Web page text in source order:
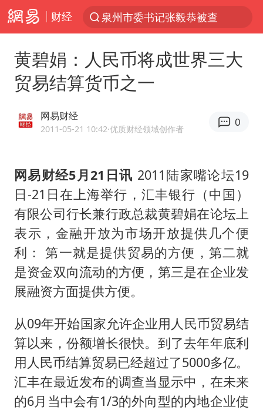
财经
泉州市委书记张毅恭被查
沙特土耳其巴基斯坦签署共同防务协议
台风白海豚实时路径
U17国足点球大战淘汰河床晋级决赛
中巨芯：上半年归母净利润1405.77万元
名创优品回应女子吐槽内裤质量差
“今天得有40℃了吧 为啥还不预警”
中国女篮70-67险胜尼日利亚女篮
秋天的第一杯奶茶到底有多火
欧阳娜娜窦靖童好搭
“新疆阿勒泰八月能滑雪”不实
日本试射“战斧”导弹，国防部回应
胡彦斌韩磊 谁帮谁
黄碧娟：人民币将成世界三大
贸易结算货币之一
网易财经
2011-05-21 10:42·优质财经领域创作者
0
网易财经5月21日讯 2011陆家嘴论坛19
日-21日在上海举行，汇丰银行（中国）
有限公司行长兼行政总裁黄碧娟在论坛上
表示，金融开放为市场开放提供几个便
利： 第一就是提供贸易的方便，第二就
是资金双向流动的方便，第三是在企业发
展融资方面提供方便。
从09年开始国家允许企业用人民币贸易结
算以来，份额增长很快。到了去年年底利
用人民币结算贸易已经超过了5000多亿。
汇丰在最近发布的调查当显示中，在未来
的6月当中会有1/3的外向型的内地企业使